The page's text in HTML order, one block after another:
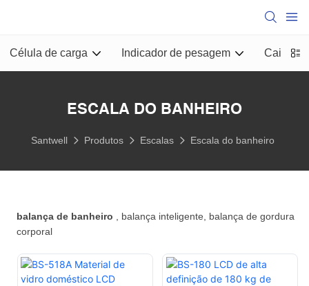
Célula de carga Indicador de pesagem Caixa
ESCALA DO BANHEIRO
Santwell Produtos Escalas Escala do banheiro
balança de banheiro
, balança inteligente, balança de gordura
corporal